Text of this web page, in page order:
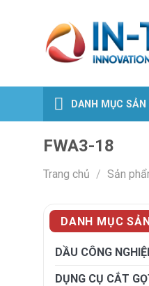
DANH MỤC
FWA3-18
Trang chủ / Sản
DANH MỤC
DẦU CÔNG
DỤNG CỤ CẮT